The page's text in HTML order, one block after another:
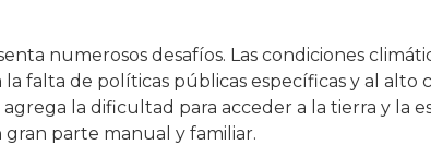
numerosos desafíos. Las condiciones
falta de políticas públicas específicas y al alto
la dificultad para acceder a la tierra y la
parte manual y familiar.